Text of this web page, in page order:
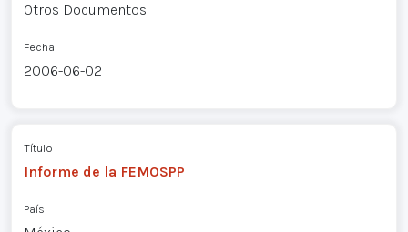
Otros Documentos
Fecha
2006-06-02
Título
Informe de la FEMOSPP
País